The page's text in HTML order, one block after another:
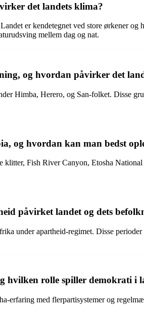
det landets klima?
er kendetegnet ved store ørkener
mellem dag og nat.
og hvordan påvirker det
Himba, Herero, og San-folket. Disse
og hvordan kan man bedst
Fish River Canyon, Etosha
påvirket landet og dets
under apartheid-regimet. Disse
hvilken rolle spiller demokrati i
erfaring med flerpartisystemer og